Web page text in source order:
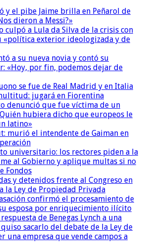
y el pibe Jaime brilla en Peñarol de
dieron a Messi?»
culpó a Lula da Silva de la crisis con
«política exterior ideologizada y de
a su nueva novia y contó su
«Hoy, por fin, podemos dejar de
se fue de Real Madrid y en Italia
jugará en Fiorentina
denunció que fue víctima de un
hubiera dicho que europeos le
latino»
murió el intendente de Gaiman en
universitario: los rectores piden a la
al Gobierno y aplique multas si no
Fondos
y detenidos frente al Congreso en
la Ley de Propiedad Privada
confirmó el procesamiento de
esposa por enriquecimiento ilícito
de Benegas Lynch a una
sacarlo del debate de la Ley de
una empresa que vende campos a